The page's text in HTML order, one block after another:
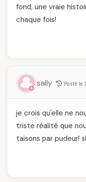
fond, une vraie
chaque fois!
sally Posté le
je crois qu'elle ne
triste réalité que
taisons par pudeur!